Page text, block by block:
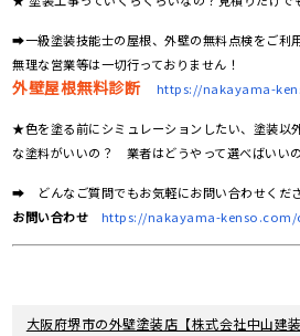
➡一級塗装技能士の屋根、外壁の無料点検をご利
無理な営業等は一切行っておりません！
外壁屋根無料診断 https://nakayama-
★色を塗る前にシミュレーションしたい、塗装
な塗料がいいの？ 業者はどうやって選べばいい
➡ どんなご質問でもお気軽にお問い合わせくだ
お問い合わせ
https://nakayama-
大阪府堺市の外壁塗装店【株式会社中山建装